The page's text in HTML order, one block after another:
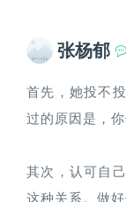
张杨郁
首先，她投不
过的原因是，
其次，认可自
这种关系。做